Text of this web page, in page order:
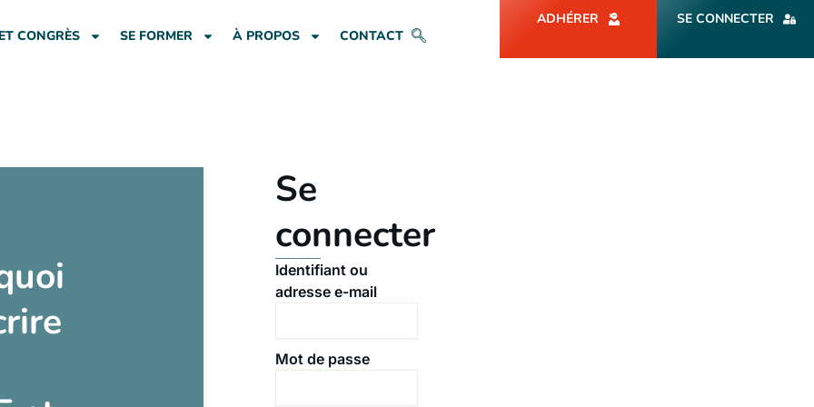
CONGRÈS SE FORMER À PROPOS CONTACT
ADHÉRER SE CONNECTER
Se
connecter
Identifiant ou
adresse e-mail
Mot de passe